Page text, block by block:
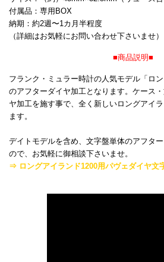
付属品：専用BOX
納期：約2週〜1カ月半程度
（詳細はお気軽にお問い合わせ下さいませ）
■商品説明■
フランク・ミュラー時計の人気モデル「ロ
のアフターダイヤ加工となります。ケース
ヤ加工を施す事で、全く新しいロングアイ
ます。
デイトモデルを含め、文字盤単体のアフタ
ので、お気軽に御相談下さいませ。
⇒ ロングアイランド1200用パヴェダイヤ文